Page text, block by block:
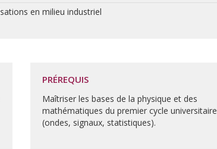
en milieu industriel
PRÉREQUIS
Maîtriser les bases de la physique et des
mathématiques du premier cycle universitaire
(ondes, signaux, statistiques).